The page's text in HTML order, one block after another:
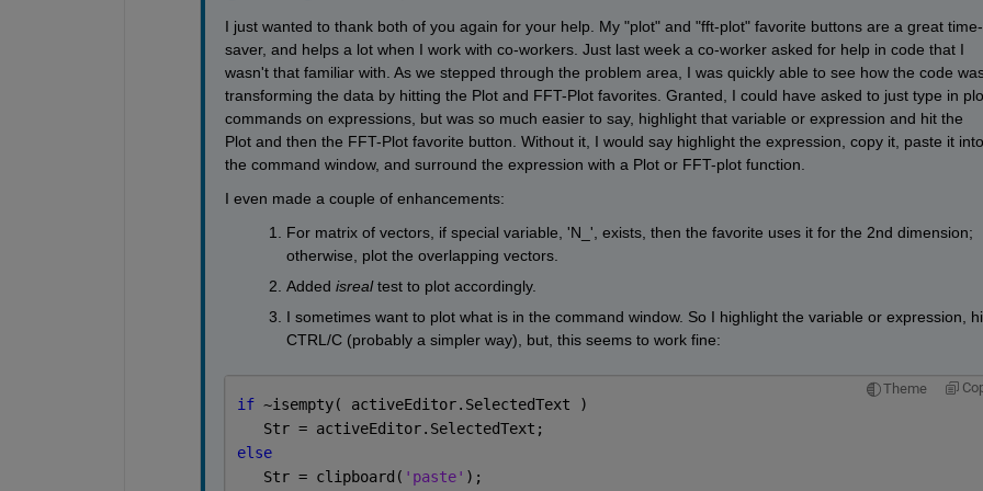
I just wanted to thank both of you again for your help. My "plot" and "fft-plot" favorite buttons are a great time-
saver, and helps a lot when I work with co-workers. Just last week a co-worker asked for help in code that I
wasn't that familiar with. As we stepped through the problem area, I was quickly able to see how the code
transforming the data by hitting the Plot and FFT-Plot favorites. Granted, I could have asked to just type in
commands on expressions, but was so much easier to say, highlight that variable or expression and hit the
Plot and then the FFT-Plot favorite button. Without it, I would say highlight the expression, copy it, paste it into
the command window, and surround the expression with a Plot or FFT-plot function.
I even made a couple of enhancements:
For matrix of vectors, if special variable, 'N_', exists, then the favorite uses it for the 2nd dimension;
otherwise, plot the overlapping vectors.
Added isreal test to plot accordingly.
I sometimes want to plot what is in the command window. So I highlight the variable or expression,
CTRL/C (probably a simpler way), but, this seems to work fine:
Theme
if ~isempty( activeEditor.SelectedText )
   Str = activeEditor.SelectedText;
else
   Str = clipboard(
'paste' );